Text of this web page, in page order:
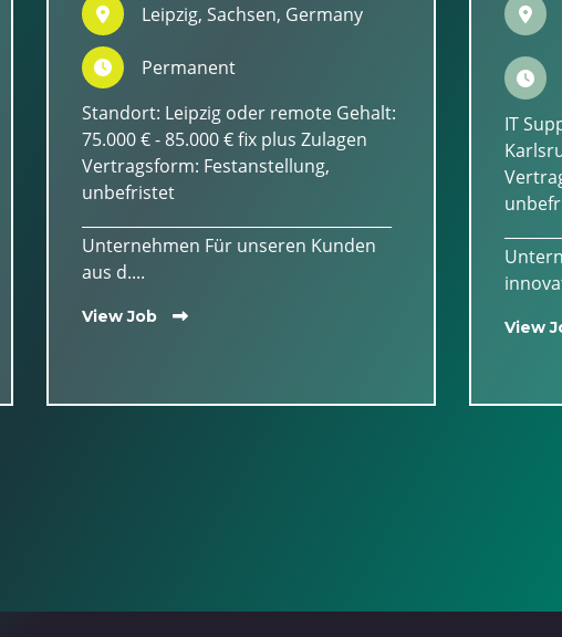
Leipzig, Sachsen, Germany
Permanent
Standort: Leipzig oder remote Gehalt:
75.000 € - 85.000 € fix plus Zulagen
Vertragsform: Festanstellung,
unbefristet
Unternehmen Für unseren Kunden
aus d....
View Job
IT
View